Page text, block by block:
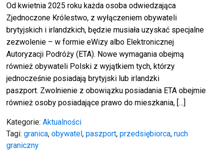
Od kwietnia 2025 roku każda osoba odwiedzająca
Zjednoczone Królestwo, z wyłączeniem obywateli
brytyjskich i irlandzkich, będzie musiała uzyskać specjalne
zezwolenie – w formie eWizy albo Elektronicznej
Autoryzacji Podróży (ETA). Nowe wymagania obejmą
również obywateli Polski z wyjątkiem tych, którzy
jednocześnie posiadają brytyjski lub irlandzki
paszport. Zwolnienie z obowiązku posiadania ETA obejmie
również osoby posiadające prawo do mieszkania, […]
Kategorie:Aktualności
Tagi:granica,obywatel,paszport,przedsiębiorca,ruch
graniczny